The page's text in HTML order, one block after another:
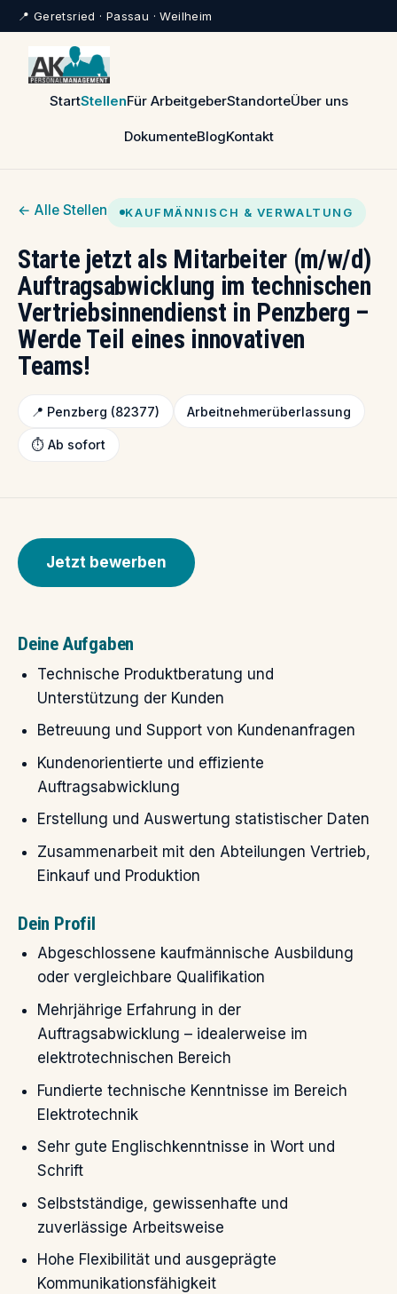
📍 Geretsried · Passau · Weilheim
StartStellenFür ArbeitgeberStandorteÜber uns
DokumenteBlogKontakt
← Alle Stellen KAUFMÄNNISCH & VERWALTUNG
Starte jetzt als Mitarbeiter (m/w/d)
Auftragsabwicklung im technischen
Vertriebsinnendienst in Penzberg –
Werde Teil eines innovativen
Teams!
📍 Penzberg (82377) Arbeitnehmerüberlassung
⏱️ Ab sofort
Jetzt bewerben
Deine Aufgaben
Technische Produktberatung und
Unterstützung der Kunden
Betreuung und Support von Kundenanfragen
Kundenorientierte und effiziente
Auftragsabwicklung
Erstellung und Auswertung statistischer Daten
Zusammenarbeit mit den Abteilungen Vertrieb,
Einkauf und Produktion
Dein Profil
Abgeschlossene kaufmännische Ausbildung
oder vergleichbare Qualifikation
Mehrjährige Erfahrung in der
Auftragsabwicklung – idealerweise im
elektrotechnischen Bereich
Fundierte technische Kenntnisse im Bereich
Elektrotechnik
Sehr gute Englischkenntnisse in Wort und
Schrift
Selbstständige, gewissenhafte und
zuverlässige Arbeitsweise
Hohe Flexibilität und ausgeprägte
Kommunikationsfähigkeit